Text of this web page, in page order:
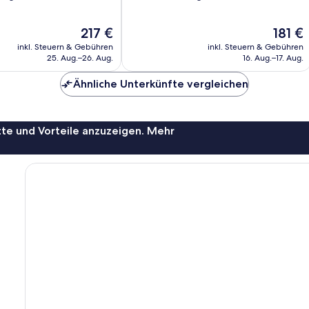
Der
Preis
beträgt
217 €
inkl. Steuern & Gebühren
25. Aug.–26. Aug.
Der
Preis
beträgt
181 €
inkl. Steuern & Gebühren
16. Aug.–17. Aug.
Ähnliche Unterkünfte vergleichen
und Vorteile anzuzeigen. Mehr